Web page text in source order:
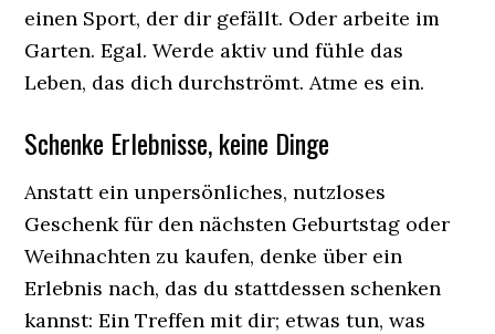
einen Sport, der dir gefällt. Oder arbeite im
Garten. Egal. Werde aktiv und fühle das
Leben, das dich durchströmt. Atme es ein.
Schenke Erlebnisse, keine Dinge
Anstatt ein unpersönliches, nutzloses
Geschenk für den nächsten Geburtstag oder
Weihnachten zu kaufen, denke über ein
Erlebnis nach, das du stattdessen schenken
kannst: Ein Treffen mit dir; etwas tun, was